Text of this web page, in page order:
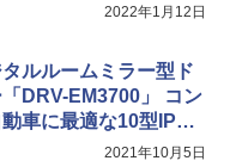
2022年1月12日
ルルームミラー型ド
DRV-EM3700」 コン
車に最適な10型IPS
2021年10月5日